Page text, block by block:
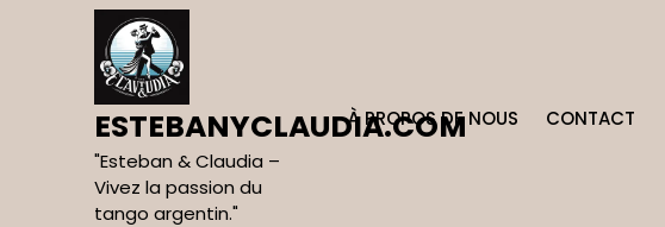
ESTEBANYCLAUDIA.COM
"Esteban & Claudia –
Vivez la passion du
tango argentin."
À PROPOS DE NOUS CONTACT